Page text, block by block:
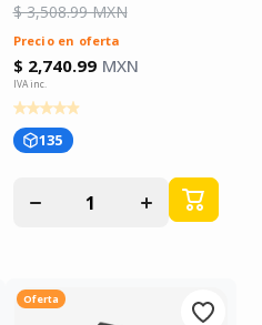
$ 3,508.99 MXN
Precio en oferta
$ 2,740.99 MXN
135
cantidad
Aumentar
cantidad
para
Oferta